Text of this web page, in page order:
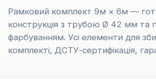
Рамковий комплект 9м × 6м —
конструкція з трубою Ø 42 мм та
фарбуванням. Усі елементи для
комплекті, ДСТУ-сертифікація,